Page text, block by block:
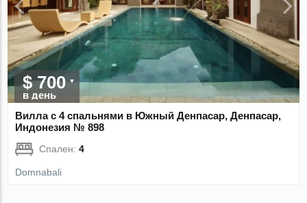
$ 700
в день
Вилла с 4 спальнями в Южный Денпасар, Денпасар,
Индонезия № 898
Спален:4
Domnabali